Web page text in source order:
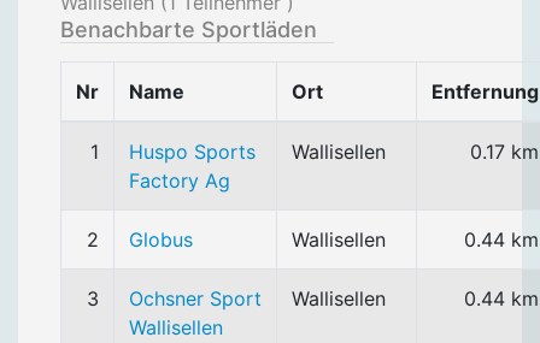
Benachbarte Sportläden
Nr Name Ort Entfernung
1
Huspo Sports
Factory Ag
Wallisellen 0.17 km
2 Globus Wallisellen 0.44 km
3
Ochsner Sport
Wallisellen
Wallisellen 0.44 km